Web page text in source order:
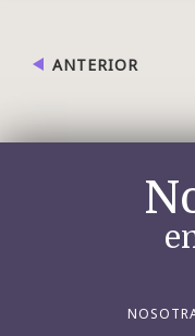
ANTERIOR